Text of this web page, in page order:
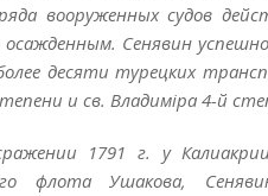
вооруженных судов
осажденным. Сенявин
десяти турецких
и св. Владиміра 4-й
1791 г. у
флота Ушакова,